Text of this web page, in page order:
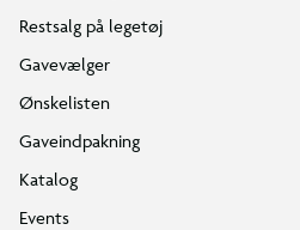
Restsalg på legetøj
Gavevælger
Ønskelisten
Gaveindpakning
Katalog
Events